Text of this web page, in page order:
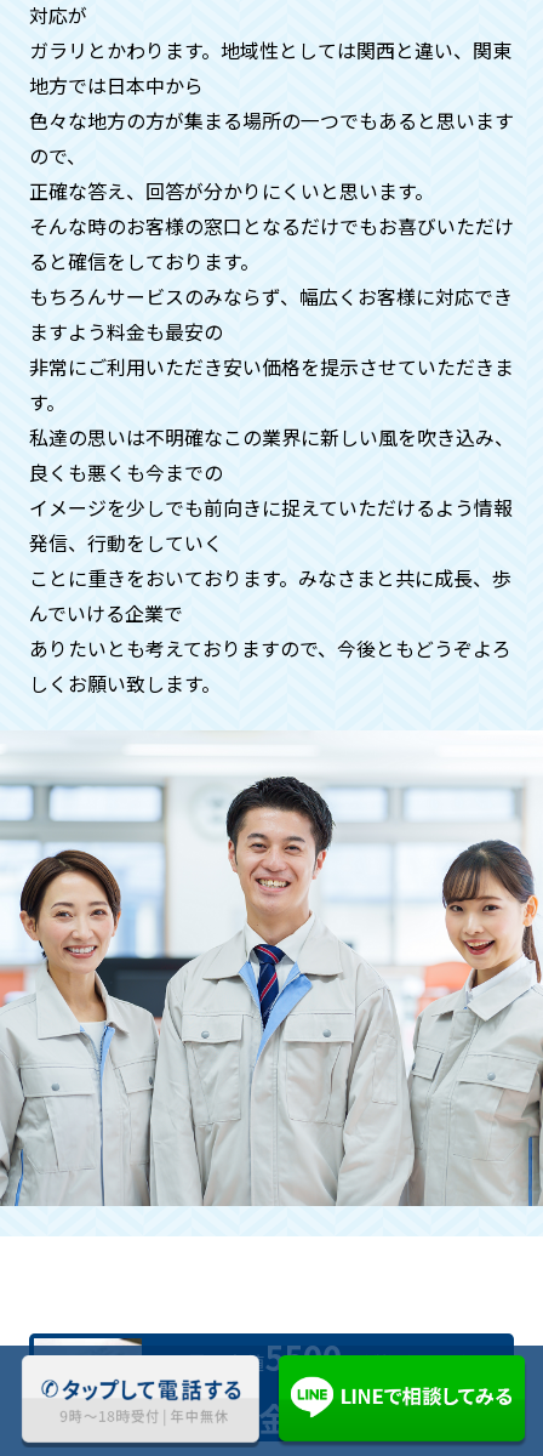
ることも可能ですのでご安心ください。
合同供養の際も、別料金になりますがお
写真、動画の手配も可能です。
供養が済んだという証明はしていた
だけますか？
はい。何時、どこで、どのお寺の方が供
養してくれたかの証明証を郵送させてい
ただいておりますのでご安心くださいま
せ。
急ぎで何とかしてほしいのです
が、、、
ご安心ください。基本即日対応いたして
おります。時間帯も遅くてもご希望でし
たらお伺いさせていただきます（深夜料
金などはかかりません）
供養に関することは、全般的にお受けい
たしておりますのでご安心くださいま
立ち合いが難しい場合も引き受けて
いただけますか？
はい。お時間を作るのが難しい方にも快
く対応させていただきます。
お問い合わせくださいませ。
対応が
ガラリとかわります。地域性としては関⻄と違い、関東
地方では日本中から
色々な地方の方が集まる場所の一つでもあると思います
ので、
正確な答え、回答が分かりにくいと思います。
そんな時のお客様の窓口となるだけでもお喜びいただけ
ると確信をしております。
もちろんサービスのみならず、幅広くお客様に対応でき
ますよう料金も最安の
非常にご利用いただき安い価格を提示させていただきま
す。
私達の思いは不明確なこの業界に新しい風を吹き込み、
良くも悪くも今までの
イメージを少しでも前向きに捉えていただけるよう情報
発信、⾏動をしていく
ことに重きをおいております。みなさまと共に成⻑、歩
んでいける企業で
ありたいとも考えておりますので、今後ともどうぞよろ
しくお願い致します。
業界最安値5500円(税込)〜対応
料金について